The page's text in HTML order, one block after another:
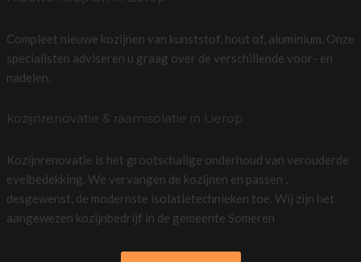
Compleet nieuwe kozijnen van kunststof, hout of, aluminium. Onze
specialisten adviseren u graag over de verschillende voor- en
nadelen.
kozijnrenovatie & raamisolatie in Lierop
Kozijnrenovatie is het grootschalige onderhoud van verouderde
evelbedekking. We vervangen de kozijnen en passen ,
desgewenst, de modernste isolatietechnieken toe. Wij zijn het
aangewezen kozijnbedrijf in de gemeente Someren